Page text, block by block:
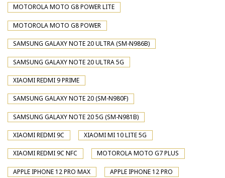
MOTOROLA MOTO G8 POWER LITE
MOTOROLA MOTO G8 POWER
SAMSUNG GALAXY NOTE 20 ULTRA (SM-N986B)
SAMSUNG GALAXY NOTE 20 ULTRA 5G
XIAOMI REDMI 9 PRIME
SAMSUNG GALAXY NOTE 20 (SM-N980F)
SAMSUNG GALAXY NOTE 20 5G (SM-N981B)
XIAOMI REDMI 9C XIAOMI MI 10 LITE 5G
XIAOMI REDMI 9C NFC MOTOROLA MOTO G7 PLUS
APPLE IPHONE 12 PRO MAX APPLE IPHONE 12 PRO